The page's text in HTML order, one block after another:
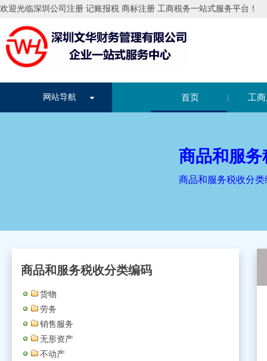
欢迎光临深圳公司注册 记账报税 商标注册 工商税务一站式服务平台！
网站导航 首页 | 工
商品和服
商品和服务税收分类
商品和服务税收分类编码
货物
劳务
销售服务
无形资产
不动产